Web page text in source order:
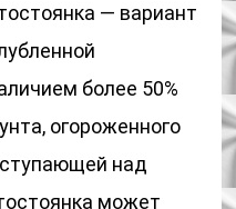
— вариант
более 50%
огороженного
над
может